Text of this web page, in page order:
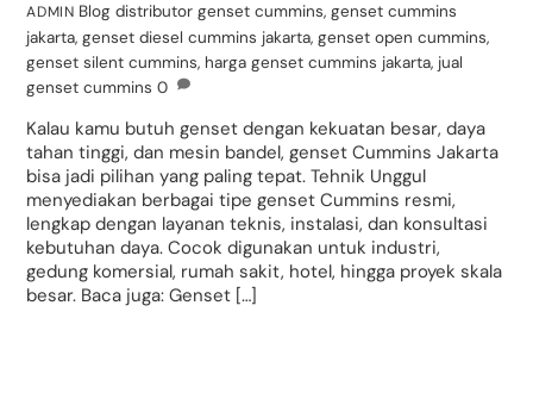
ADMIN Blog distributor genset cummins,genset cummins
jakarta,genset diesel cummins jakarta,genset open cummins,
genset silent cummins, harga genset cummins jakarta, jual
genset cummins 0
Kalau kamu butuh genset dengan kekuatan besar, daya
tahan tinggi, dan mesin bandel, genset Cummins Jakarta
bisa jadi pilihan yang paling tepat. Tehnik Unggul
menyediakan berbagai tipe genset Cummins resmi,
lengkap dengan layanan teknis, instalasi, dan konsultasi
kebutuhan daya. Cocok digunakan untuk industri,
gedung komersial, rumah sakit, hotel, hingga proyek skala
besar. Baca juga: Genset […]